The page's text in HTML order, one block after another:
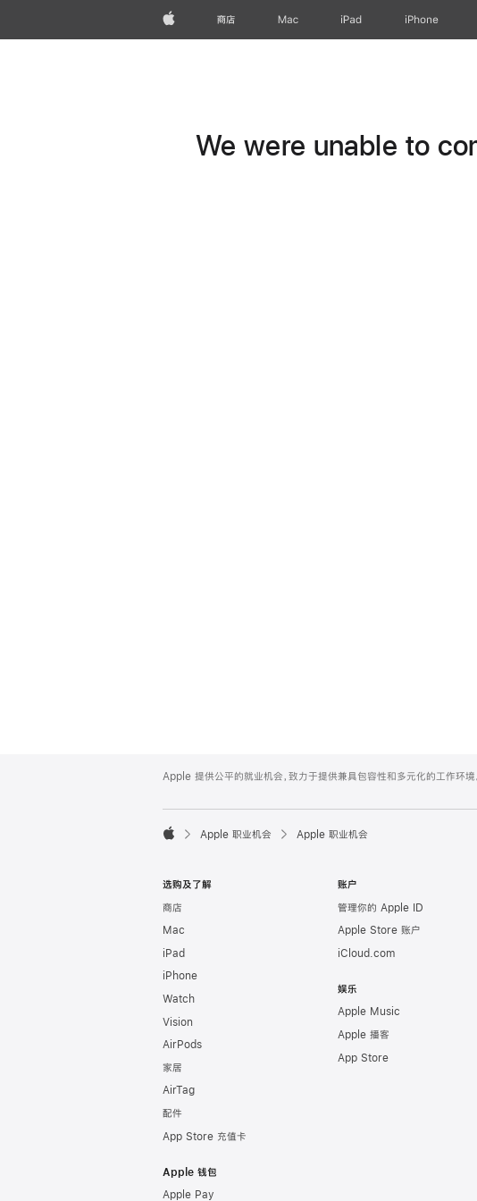
Apple 商店 Mac iPad iPhone
We were unable to
Footer
Apple 提供公平的就业机会，致力于提供兼具包容性和多元化的工作环

Apple 职业机会 Apple 职业机会
选购及了解
商店
Mac
iPad
iPhone
Watch
Vision
AirPods
家居
AirTag
配件
App Store 充值卡
Apple 钱包
Apple Pay
账户
管理你的 Apple ID
Apple Store 账户
iCloud.com
娱乐
Apple Music
Apple 播客
App Store